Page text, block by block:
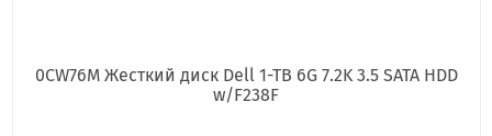
0CW76M Жесткий диск Dell 1-TB 6G 7.2K 3.5 SATA HDD
w/F238F